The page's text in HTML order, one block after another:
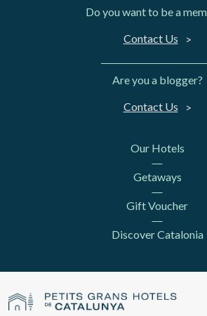
Do you want to be a
Contact Us
Are you a blogger?
Contact Us
Our Hotels
Getaways
Gift Voucher
Discover Catalonia